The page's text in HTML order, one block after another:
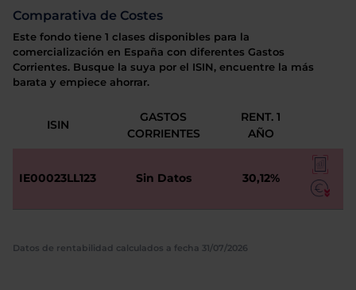
Comparativa de Costes
Este fondo tiene 1 clases disponibles para la
comercialización en España con diferentes Gastos
Corrientes. Busque la suya por el ISIN, encuentre la más
barata y empiece ahorrar.
ISIN
GASTOS
CORRIENTES
RENT. 1
AÑO
IE00023LL123 Sin Datos 30,12%
Datos de rentabilidad calculados a fecha 31/07/2026